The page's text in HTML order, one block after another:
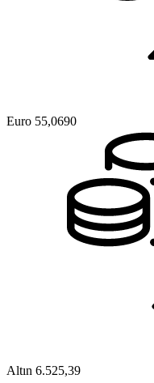
Euro 55,0690
Altın 6.525,39